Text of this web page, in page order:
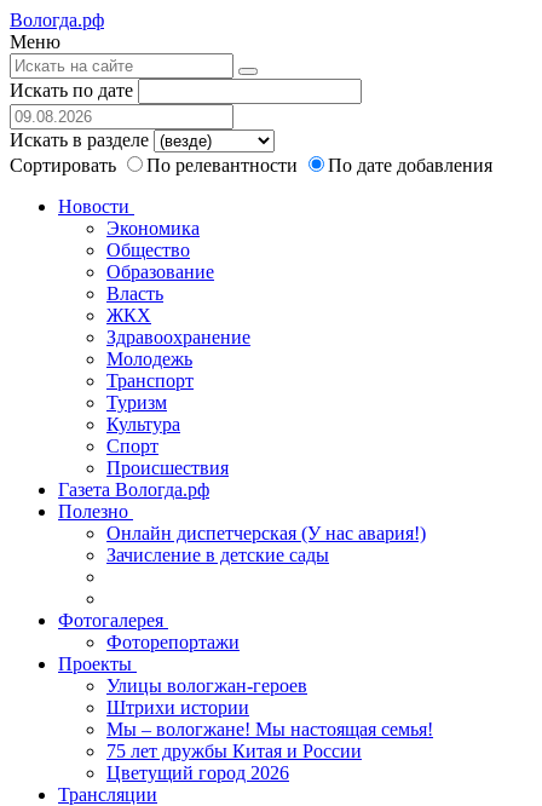
Вологда.рф
Меню
Искать по дате
Искать в разделе
Сортировать
По релевантности
По дате добавления
Новости
Экономика
Общество
Образование
Власть
ЖКХ
Здравоохранение
Молодежь
Транспорт
Туризм
Культура
Спорт
Происшествия
Газета Вологда.рф
Полезно
Онлайн диспетчерская (У нас авария!)
Зачисление в детские сады
Фотогалерея
Фоторепортажи
Проекты
Улицы вологжан-героев
Штрихи истории
Мы – вологжане! Мы настоящая семья!
75 лет дружбы Китая и России
Цветущий город 2026
Трансляции